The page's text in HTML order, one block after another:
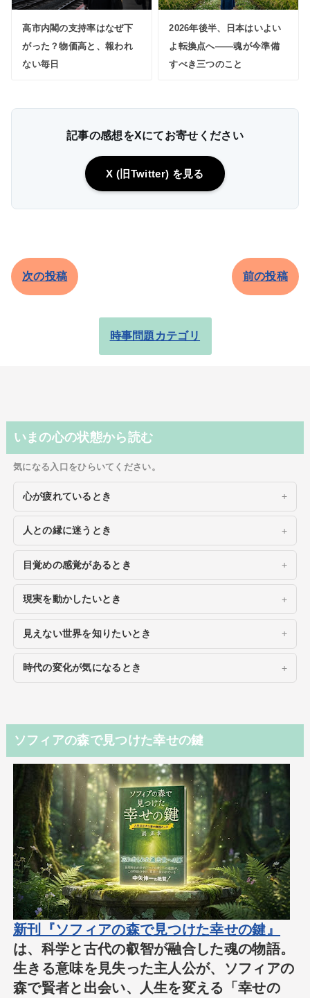
高市内閣の支持率はなぜ下
がった？物価高と、報われ
ない毎日
2026年後半、日本はいよい
よ転換点へ――魂が今準備
すべき三つのこと
記事の感想をXにてお寄せください
X (旧Twitter) を見る
次の投稿 前の投稿
時事問題カテゴリ
いまの心の状態から読む
気になる入口をひらいてください。
心が疲れているとき
人との縁に迷うとき
目覚めの感覚があるとき
現実を動かしたいとき
見えない世界を知りたいとき
時代の変化が気になるとき
ソフィアの森で見つけた幸せの鍵
新刊『ソフィアの森で見つけた幸せの鍵』
は、科学と古代の叡智が融合した魂の物語。
生きる意味を見失った主人公が、ソフィアの
森で賢者と出会い、人生を変える「幸せの